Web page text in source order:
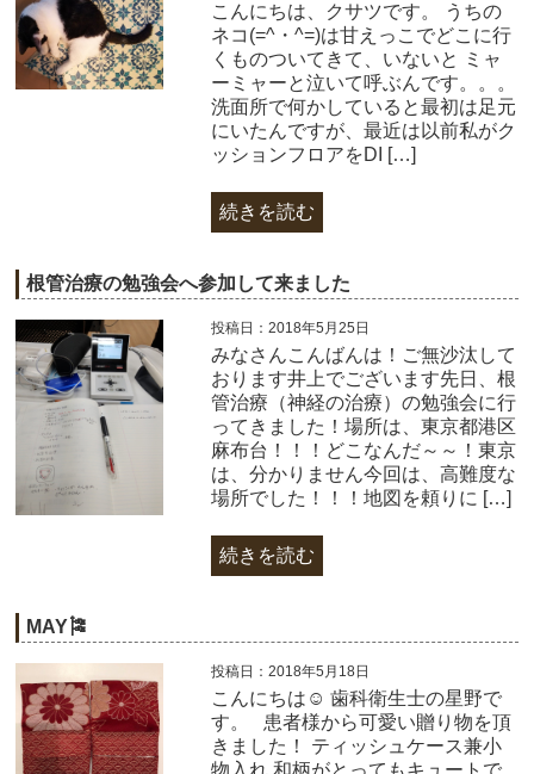
こんにちは、クサツです。 うちの
ネコ(=^・^=)は甘えっこでどこに行
くものついてきて、いないと ミャ
ーミャーと泣いて呼ぶんです。。。
洗面所で何かしていると最初は足元
にいたんですが、最近は以前私がク
ッションフロアをDI […]
続きを読む
根管治療の勉強会へ参加して来ました
投稿日：2018年5月25日
みなさんこんばんは！ご無沙汰して
おります井上でございます先日、根
管治療（神経の治療）の勉強会に行
ってきました！場所は、東京都港区
麻布台！！！どこなんだ～～！東京
は、分かりません今回は、高難度な
場所でした！！！地図を頼りに […]
続きを読む
MAY🎏
投稿日：2018年5月18日
こんにちは☺ 歯科衛生士の星野で
す。 患者様から可愛い贈り物を頂
きました！ ティッシュケース兼小
物入れ 和柄がとってもキュートで